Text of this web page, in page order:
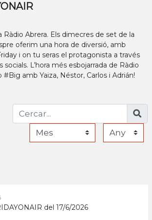
Ràdio Abrera. Els dimecres de set de la
oferim una hora de diversió, amb
i on tu seras el protagonista a través
socials. L’hora més esbojarrada de Ràdio
amb Yaiza, Néstor, Carlos i Adrián!
del 17/6/2026